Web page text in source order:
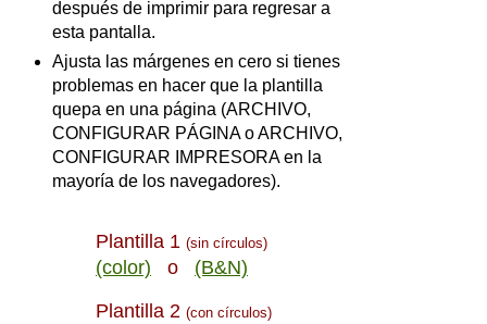
después de imprimir para regresar a
esta pantalla.
Ajusta las márgenes en cero si tienes
problemas en hacer que la plantilla
quepa en una página (ARCHIVO,
CONFIGURAR PÁGINA o ARCHIVO,
CONFIGURAR IMPRESORA en la
mayoría de los navegadores).
Plantilla 1 (sin círculos)
(color) o (B&N)
Plantilla 2 (con círculos)